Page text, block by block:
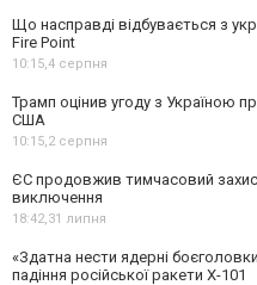
Що насправді відбувається з
Fire Point
10:15,4 серпня
Трамп оцінив угоду з Україною
США
10:15,2 серпня
ЄС продовжив тимчасовий
виключення
18:42,31 липня
«Здатна нести ядерні
падіння російської ракети Х-101